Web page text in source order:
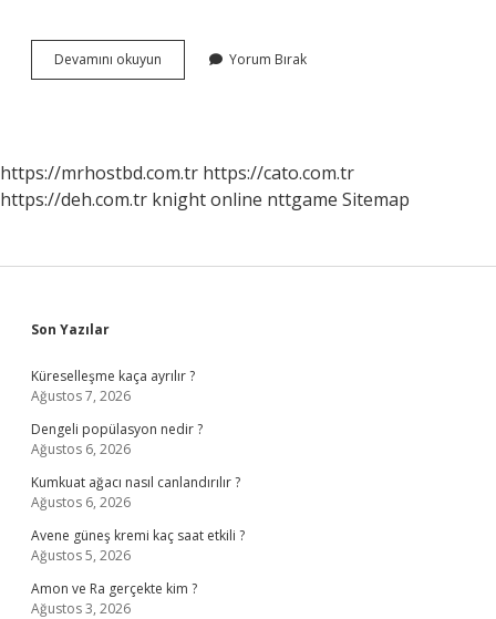
Devamını okuyun
Aksu
Yorum Bırak
https://mrhostbd.com.tr https://cato.com.tr
https://deh.com.tr knight online nttgame Sitemap
Sidebar
Son Yazılar
Küreselleşme kaça ayrılır ?
Ağustos 7, 2026
Dengeli popülasyon nedir ?
Ağustos 6, 2026
Kumkuat ağacı nasıl canlandırılır ?
Ağustos 6, 2026
Avene güneş kremi kaç saat etkili ?
Ağustos 5, 2026
Amon ve Ra gerçekte kim ?
Ağustos 3, 2026